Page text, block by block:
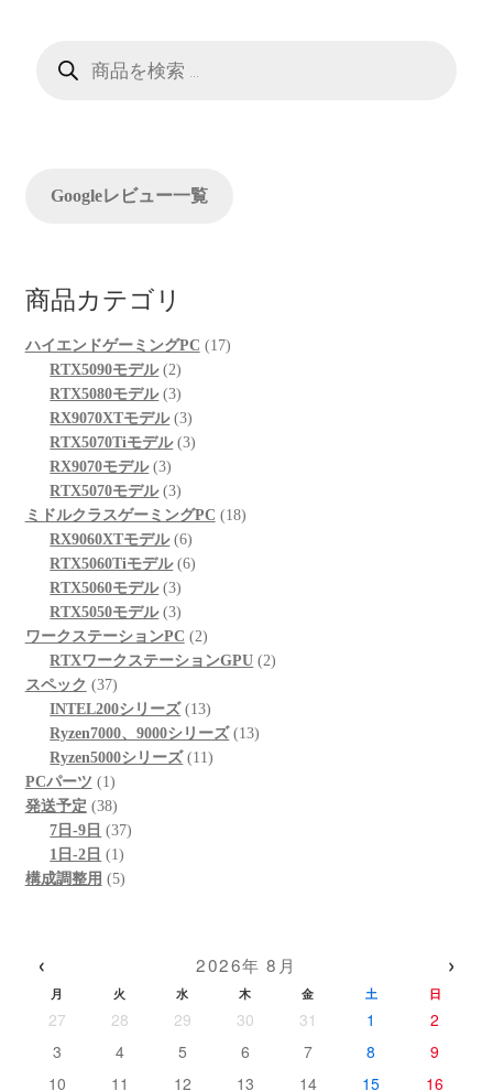
ー
ンGoogleレビュー一覧
商品カテゴリ
ハイエンドゲーミングPC 1717
RTX5090モデル 22
個
の
商
RTX5080モデル 33
個
の
品
RX9070XTモデル 33
個
品
RTX5070Tiモデル 33
商
品
RX9070モデル 33
個
の
商
品
RTX5070モデル 33
個
の
商
品
ミドルクラスゲーミングPC 1818
RX9060XTモデル 66
個
品
RTX5060Tiモデル 66
商
品
RTX5060モデル 33
個
の
商
RTX5050モデル 33
個
の
品
ワークステーションPC 22
個
商
品
RTXワークステーションGPU 22
スペック 3737
個
の
商
品
INTEL200シリーズ 1313
個
の
Ryzen7000、9000シリーズ 1313
Ryzen5000シリーズ 1111
PCパーツ 1 1
個
の
商
品
発送予定 3838
個
の
商
7日-9日 3737
1日-2日 11
個
構成調整用 55
‹ 2026年 8月 ›
月 火 水 木 金 土 日
27 28 29 30 31 1
2
3
4 5 6 7 8
9
10
11 12 13 14 15 16